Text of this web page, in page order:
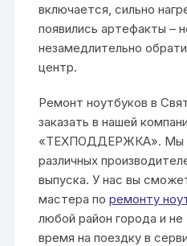
включается, сильно
появились артефакты –
незамедлительно
центр.
Ремонт ноутбуков в
заказать в нашей
«ТЕХПОДДЕРЖКА». Мы
различных
выпуска. У нас вы
мастера поремонту
любой район города и
время на поездку в